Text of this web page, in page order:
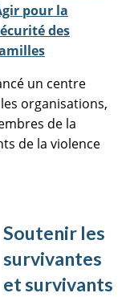
pour la
des
un centre
organisations,
de la
de la violence
Soutenir les
survivantes
et survivants